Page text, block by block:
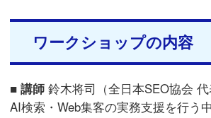
ワークショップの内容
■ 講師 鈴木将司（全日本SEO協会 代
AI検索・Web集客の実務支援を行う